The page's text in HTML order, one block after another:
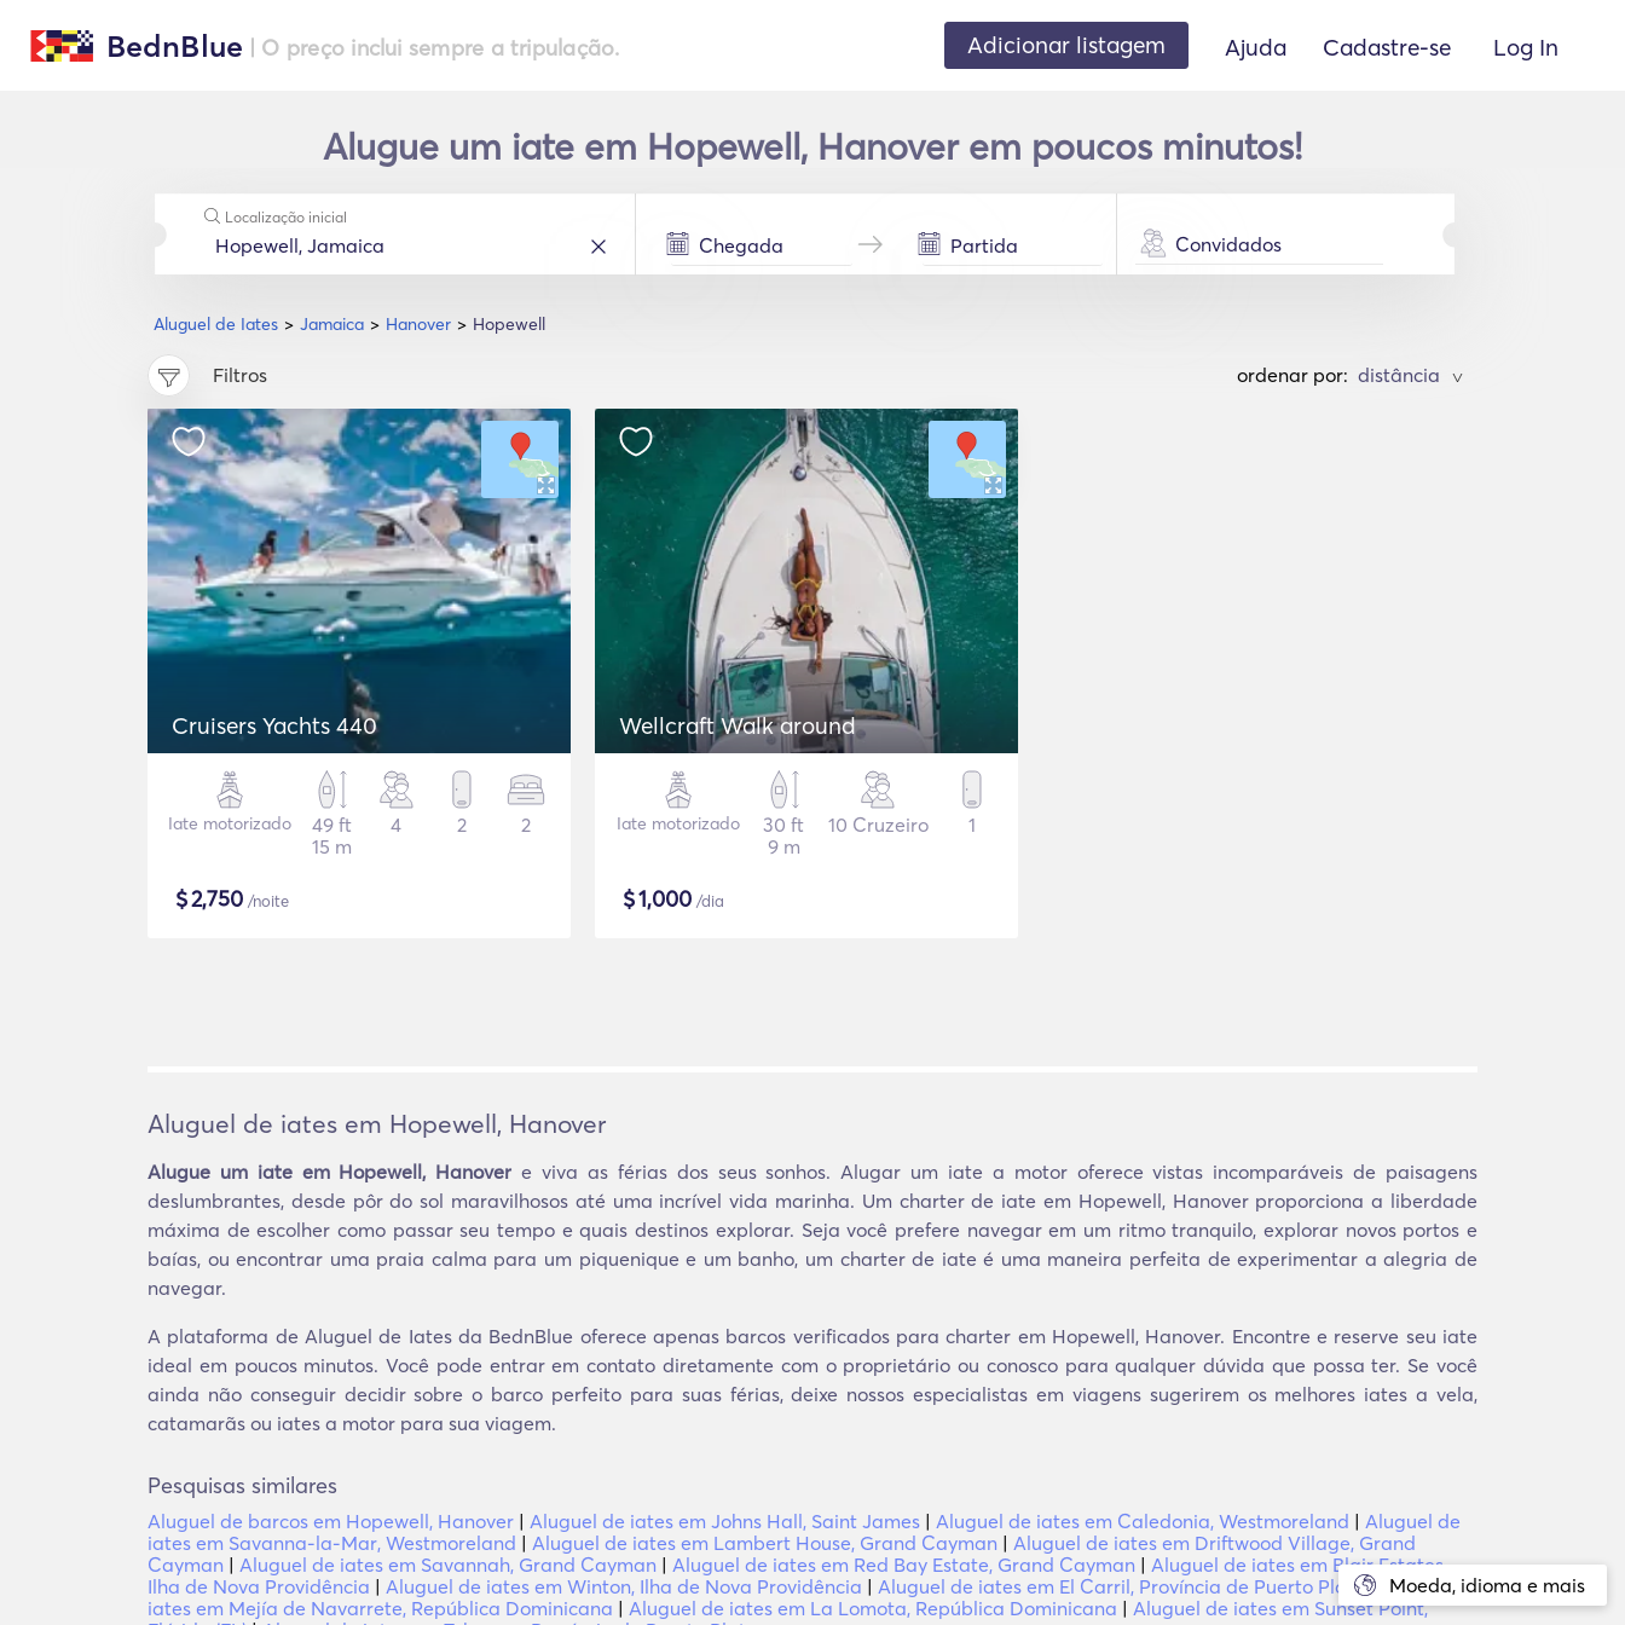
BednBlue | O preço inclui sempre a tripulação. Adicionar listagem Ajuda Cadastre-se Log In
Alugue um iate em Hopewell, Hanover em poucos minutos!
Aluguel de Iates Jamaica Hanover Hopewell
Localização inicial
Convidados
Filtros ordenar por: >
Cruisers Yachts 440
Iate motorizado
49 ft
15 m
4 2 2
$2,750 /noite
Wellcraft Walk around
Iate motorizado
30 ft
9 m
10 Cruzeiro 1
$1,000 /dia
Moeda, idioma e mais
Aluguel de iates em Hopewell, Hanover
Alugue um iate em Hopewell, Hanover e viva as férias dos seus sonhos. Alugar um iate a motor oferece vistas incomparáveis de paisagens
deslumbrantes, desde pôr do sol maravilhosos até uma incrível vida marinha. Um charter de iate em Hopewell, Hanover proporciona a liberdade
máxima de escolher como passar seu tempo e quais destinos explorar. Seja você prefere navegar em um ritmo tranquilo, explorar novos portos e
baías, ou encontrar uma praia calma para um piquenique e um banho, um charter de iate é uma maneira perfeita de experimentar a alegria de
navegar.
A plataforma de Aluguel de Iates da BednBlue oferece apenas barcos verificados para charter em Hopewell, Hanover. Encontre e reserve seu iate
ideal em poucos minutos. Você pode entrar em contato diretamente com o proprietário ou conosco para qualquer dúvida que possa ter. Se você
ainda não conseguir decidir sobre o barco perfeito para suas férias, deixe nossos especialistas em viagens sugerirem os melhores iates a vela,
catamarãs ou iates a motor para sua viagem.
Pesquisas similares
Aluguel de barcos em Hopewell, Hanover | Aluguel de iates em Johns Hall, Saint James | Aluguel de iates em Caledonia, Westmoreland | Aluguel de
iates em Savanna-la-Mar, Westmoreland | Aluguel de iates em Lambert House, Grand Cayman | Aluguel de iates em Driftwood Village, Grand
Cayman | Aluguel de iates em Savannah, Grand Cayman | Aluguel de iates em Red Bay Estate, Grand Cayman | Aluguel de iates em Blair Estates,
Ilha de Nova Providência | Aluguel de iates em Winton, Ilha de Nova Providência | Aluguel de iates em El Carril, Província de Puerto Plata| Aluguel de
iates em Mejía de Navarrete, República Dominicana | Aluguel de iates em La Lomota, República Dominicana | Aluguel de iates em Sunset Point,